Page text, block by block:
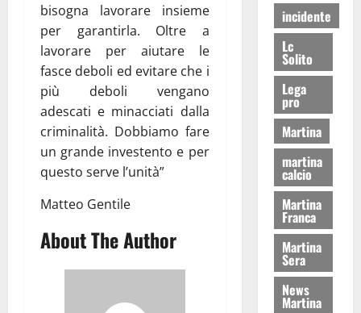
bisogna lavorare insieme
per garantirla. Oltre a
lavorare per aiutare le
fasce deboli ed evitare che i
più deboli vengano
adescati e minacciati dalla
criminalità. Dobbiamo fare
un grande investento e per
questo serve l’unità”
Matteo Gentile
About The Author
incidente
Lc
Solito
Lega
pro
Martina
martina
calcio
Martina
Franca
Martina
Sera
News
Martina